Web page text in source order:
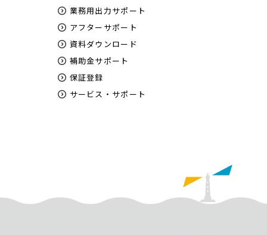
業務用出力サポート
アフターサポート
資料ダウンロード
補助金サポート
保証登録
サービス・サポート